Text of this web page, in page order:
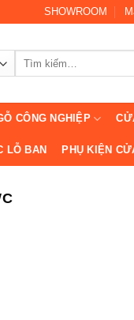
SHOWROOM
CÔNG NGHIỆP
LỖ BAN PHỤ KIỆN